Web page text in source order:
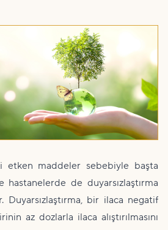
etken maddeler sebebiyle başta
hastanelerde de duyarsızlaştırma
Duyarsızlaştırma, bir ilaca negatif
az dozlarla ilaca alıştırılmasını